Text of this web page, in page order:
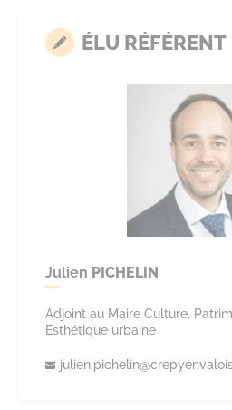
ÉLU RÉFÉRENT
Julien PICHELIN
Adjoint au Maire Culture,
Esthétique urbaine
julien.pichelin@